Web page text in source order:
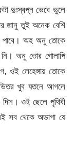
দুঃস্বপ্ন ভেবে ভুলে
তুই অনেক বেশি
পাবে। অহ অনু তোকে
অনু তোর গোলাপি
ওই লেহেঙ্গায় তোকে
খুব যতনে আগলে
ওই ছেলে পৃথিবী
সব থেকে অভাগা যে